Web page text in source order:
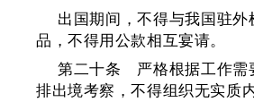
出国期间，不得与我国驻
品，不得用公款相互宴请。
第二十条 严格根据工作需
排出境考察，不得组织无实质